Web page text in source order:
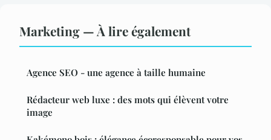
Marketing — À lire également
Agence SEO - une agence à taille humaine
Rédacteur web luxe : des mots qui élèvent votre
image